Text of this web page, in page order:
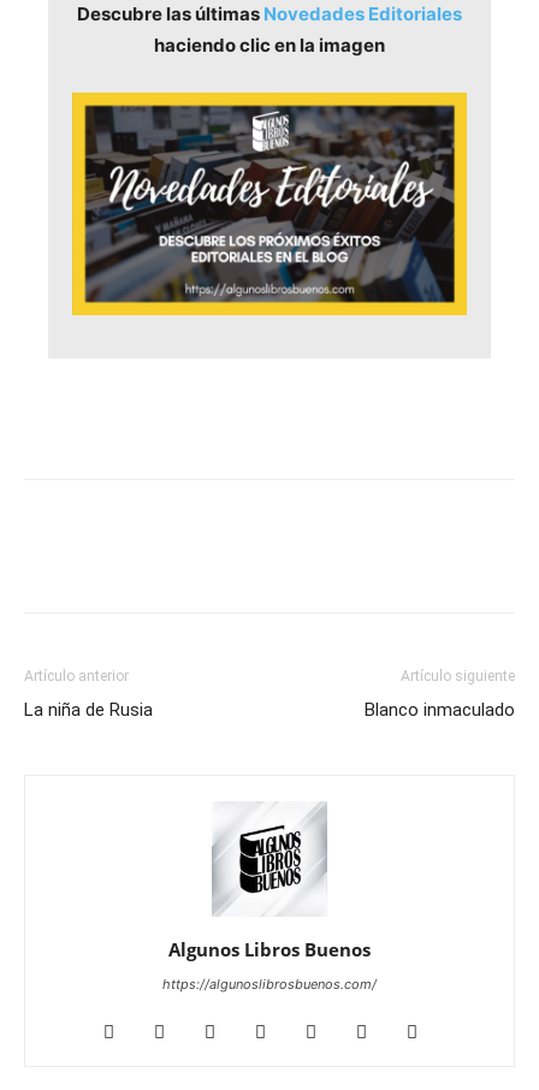
Descubre las últimas Novedades Editoriales
haciendo clic en la imagen
Artículo anterior
La niña de Rusia
Artículo siguiente
Blanco inmaculado
Algunos Libros Buenos
https://algunoslibrosbuenos.com/